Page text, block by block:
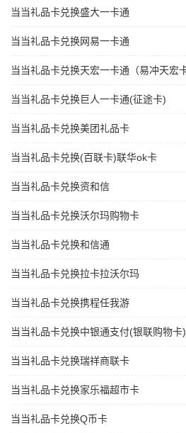
当当礼品卡兑换盛大一卡通
当当礼品卡兑换网易一卡通
当当礼品卡兑换天宏一卡通（易冲天宏卡
当当礼品卡兑换巨人一卡通(征途卡)
当当礼品卡兑换美团礼品卡
当当礼品卡兑换(百联卡)联华ok卡
当当礼品卡兑换资和信
当当礼品卡兑换沃尔玛购物卡
当当礼品卡兑换和信通
当当礼品卡兑换拉卡拉沃尔玛
当当礼品卡兑换携程任我游
当当礼品卡兑换中银通支付(银联购物卡)
当当礼品卡兑换瑞祥商联卡
当当礼品卡兑换家乐福超市卡
当当礼品卡兑换Q币卡